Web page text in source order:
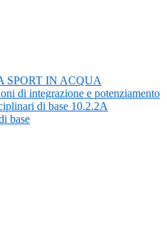
SPORT IN ACQUA
di integrazione e potenziamento
di base 10.2.2A
base